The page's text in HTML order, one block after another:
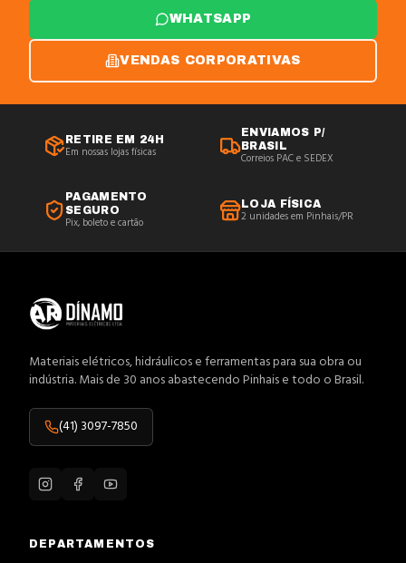
WHATSAPP
VENDAS CORPORATIVAS
RETIRE EM 24H
Em nossas lojas físicas
ENVIAMOS P/
BRASIL
Correios PAC e SEDEX
PAGAMENTO
SEGURO
Pix, boleto e cartão
LOJA FÍSICA
2 unidades em Pinhais/PR
Materiais elétricos, hidráulicos e ferramentas para sua obra ou
indústria. Mais de 30 anos abastecendo Pinhais e todo o Brasil.
(41) 3097-7850
DEPARTAMENTOS